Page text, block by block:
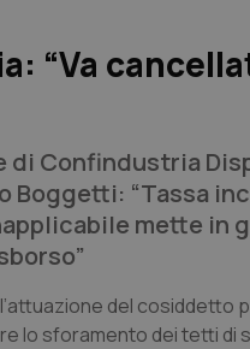
“Va
di Confindustria
Boggetti: “Tassa
mette in
del cosiddetto
lo sforamento dei tetti di